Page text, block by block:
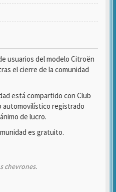
usuarios del modelo Citroën
el cierre de la comunidad
está compartido con Club
automovilístico registrado
de lucro.
es gratuito.
chevrones.